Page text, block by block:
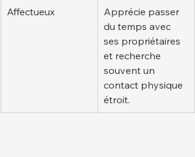
Affectueux
Apprécie passer
du temps avec
ses propriétaires
et recherche
souvent un
contact physique
étroit.